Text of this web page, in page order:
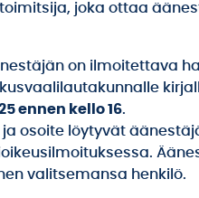
joka ottaa
on ilmoitettava
ennen kello 16.
osoite löytyvät
valitsemansa henkilö.